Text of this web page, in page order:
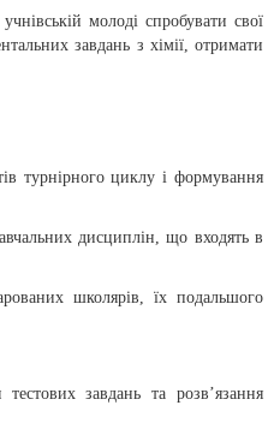
молоді спробувати свої
завдань з хімії, отримати
турнірного циклу і формування
дисциплін, що входять в
школярів, їх подальшого
завдань та розв’язання